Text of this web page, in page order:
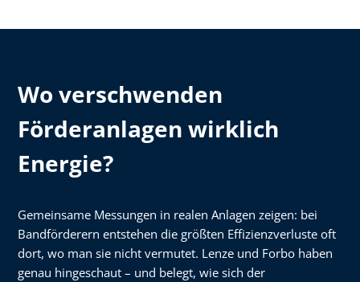
Wo verschwenden
Förderanlagen wirklich
Energie?
Gemeinsame Messungen in realen Anlagen zeigen: bei
Bandförderern entstehen die größten Effizienzverluste oft
dort, wo man sie nicht vermutet. Lenze und Forbo haben
genau hingeschaut – und belegt, wie sich der